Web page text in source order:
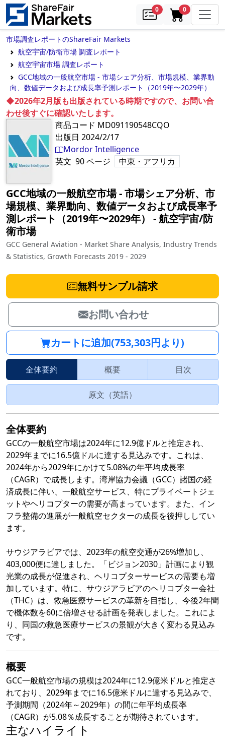
0samples0in cart
市場調査レポートのShareFair Markets
航空宇宙/防衛市場 調査レポート
航空宇宙市場 調査レポート
GCC地域の一般航空市場 - 市場シェア分析、市場規模、業界動
向、数値データおよび成長率予測レポート（2019年〜2029年）
◆2026年2月版も出版されている時期ですので、お問い合
わせ後すぐに確認いたします。
商品コード MD091190548CQO
出版日 2024/2/17
Mordor Intelligence
英文 90ページ 中東・アフリカ
GCC地域の一般航空市場 - 市場シェア分析、市
場規模、業界動向、数値データおよび成長率予
測レポート（2019年〜2029年）
‐航空宇宙/防
衛市場
GCC General Aviation - Market Share Analysis, Industry Trends
& Statistics, Growth Forecasts 2019 - 2029
無料サンプル請求
お問い合わせ
カートに追加(753,303円より)
全体要約 概要 目次
原文（英語）
全体要約
GCCの一般航空市場は2024年に12.9億ドルと推定され、
2029年までに16.5億ドルに達する見込みです。これは、
2024年から2029年にかけて5.08%の年平均成長率
（CAGR）で成長します。湾岸協力会議（GCC）諸国の経
済成長に伴い、一般航空サービス、特にプライベートジェ
ットやヘリコプターの需要が高まっています。また、イン
フラ整備の進展が一般航空セクターの成長を後押ししてい
ます。
サウジアラビアでは、2023年の航空交通が26%増加し、
403,000便に達しました。「ビジョン2030」計画により観
光業の成長が促進され、ヘリコプターサービスの需要も増
加しています。特に、サウジアラビアのヘリコプター会社
（THC）は、救急医療サービスの革新を目指し、今後2年間
で機体数を60に倍増させる計画を発表しました。これによ
り、同国の救急医療サービスの景観が大きく変わる見込み
です。
概要
GCC一般航空市場の規模は2024年に12.9億米ドルと推定さ
れており、2029年までに16.5億米ドルに達する見込みで、
予測期間（2024年～2029年）の間に年平均成長率
（CAGR）が5.08％成長することが期待されています。
主なハイライト